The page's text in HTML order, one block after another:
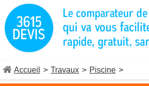
Accueil > Travaux > Piscine >